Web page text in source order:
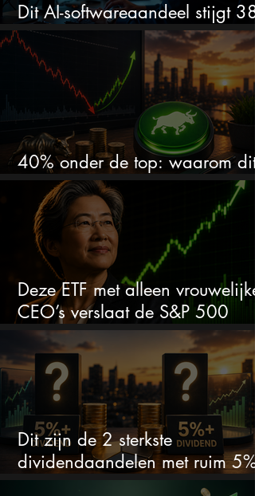
Dit AI-softwareaandeel stijgt
en zet de SaaS-crash op zijn
40% onder de top: waarom dit
aandeel weer interessant wordt
Deze ETF met alleen vrouwelijke
CEO’s verslaat de S&P 500
keihard
Dit zijn de 2 sterkste
dividendaandelen met ruim 5%